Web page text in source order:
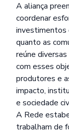
A aliança
coordenar
investimentos
quanto as
reúne
com esses
produtores e
impacto,
e sociedade
A Rede
trabalham de